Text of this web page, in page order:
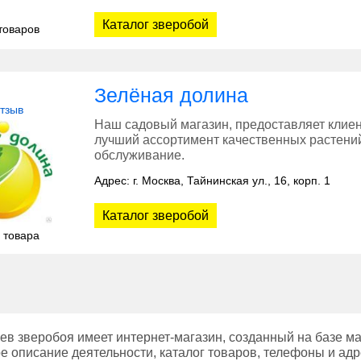
Каталог зверобой
Зелёная долина
Наш садовый магазин, предоставляет
лучший ассортимент качественных
обслуживание.
Адрес: г. Москва, Тайнинская ул., 16, корп. 1
Каталог зверобой
зверобоя имеет интернет-магазин, созданный на базе
описание деятельности, каталог товаров, телефоны и